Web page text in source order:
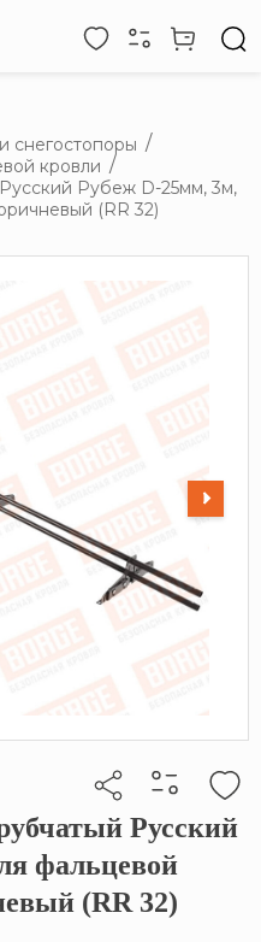
снегостопоры
кровли
Рубеж D-25мм, 3м,
(RR 32)
ссылку
Русский
фальцевой
(RR 32)